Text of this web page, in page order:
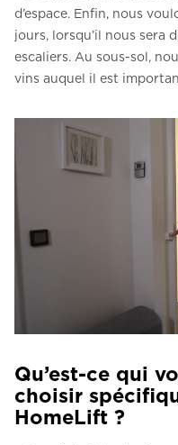
d’espace. Enfin, nous
jours, lorsqu’il nous sera
escaliers. Au sous-sol,
vins auquel il est
Qu’est-ce qui
choisir
HomeLift ?